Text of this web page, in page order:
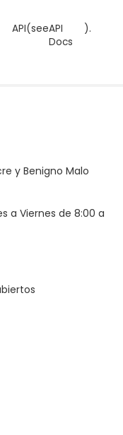
API(seeAPI
Docs
).
y Benigno Malo
a Viernes de 8:00 a